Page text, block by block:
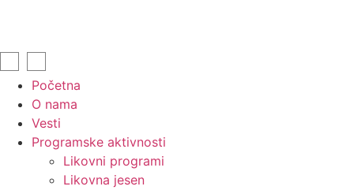
Početna
O nama
Vesti
Programske aktivnosti
Likovni programi
Likovna jesen